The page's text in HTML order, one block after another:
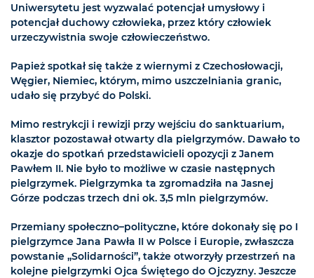
Uniwersytetu jest wyzwalać potencjał umysłowy i
potencjał duchowy człowieka, przez który człowiek
urzeczywistnia swoje człowieczeństwo.
Papież spotkał się także z wiernymi z Czechosłowacji,
Węgier, Niemiec, którym, mimo uszczelniania granic,
udało się przybyć do Polski.
Mimo restrykcji i rewizji przy wejściu do sanktuarium,
klasztor pozostawał otwarty dla pielgrzymów. Dawało to
okazje do spotkań przedstawicieli opozycji z Janem
Pawłem II. Nie było to możliwe w czasie następnych
pielgrzymek. Pielgrzymka ta zgromadziła na Jasnej
Górze podczas trzech dni ok. 3,5 mln pielgrzymów.
Przemiany społeczno–polityczne, które dokonały się po I
pielgrzymce Jana Pawła II w Polsce i Europie, zwłaszcza
powstanie „Solidarności”, także otworzyły przestrzeń na
kolejne pielgrzymki Ojca Świętego do Ojczyzny. Jeszcze